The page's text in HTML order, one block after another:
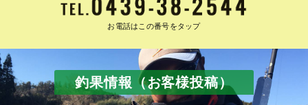
お電話はこの番号をタップ
釣果情報（お客様投稿）